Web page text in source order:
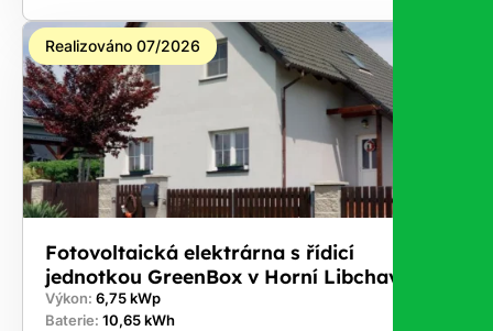
Realizováno 07/2026
Fotovoltaická elektrárna s řídicí
jednotkou GreenBox v Horní Libchava
Výkon: 6,75 kWp
Baterie: 10,65 kWh